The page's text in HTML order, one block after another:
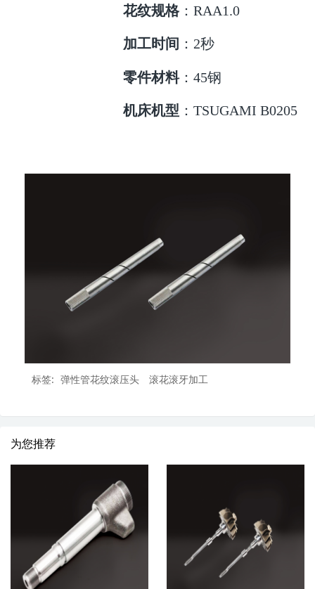
花纹规格 ：RAA1.0
加工时间 ：2秒
零件材料：45钢
机床机型 ：TSUGAMI B0205
标签: 弹性管花纹滚压头 滚花滚牙加工
为您推荐